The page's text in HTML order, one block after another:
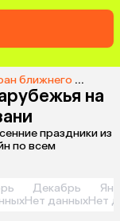
из Казани
на
праздники из
по всем
Декабрь
Нет данныхНет